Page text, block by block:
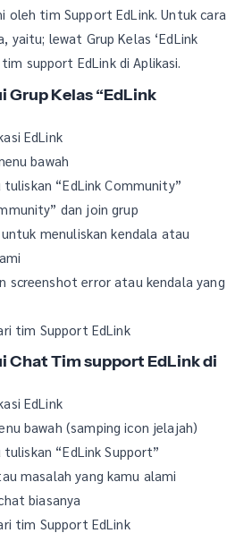
oleh tim Support EdLink. Untuk cara
yaitu; lewat Grup Kelas ‘EdLink
support EdLink di Aplikasi.
Grup Kelas “EdLink
EdLink
bawah
“EdLink Community”
dan join grup
menuliskan kendala atau
screenshot error atau kendala yang
tim Support EdLink
Chat Tim support EdLink di
EdLink
bawah (samping icon jelajah)
“EdLink Support”
masalah yang kamu alami
biasanya
tim Support EdLink